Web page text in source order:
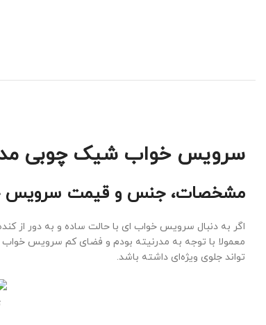
سرویس خواب شیک چوبی مدل
مشخصات، جنس و قیمت سرویس
اگر به دنبال سرویس خواب ای با حالت ساده و به دور از
معمولا با توجه به مدرنیته بودم و فضای کم سرویس
تواند جلوی ویژه‌ای داشته باشد.